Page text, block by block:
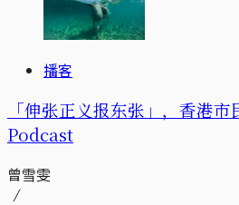
播客
「伸张正义报东张」，香港
Podcast
曾雪雯